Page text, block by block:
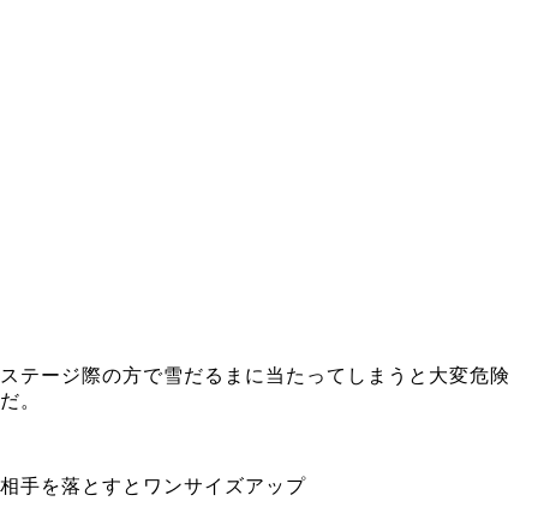
ステージ際の方で雪だるまに当たってしまうと大変危険
だ。
相手を落とすとワンサイズアップ